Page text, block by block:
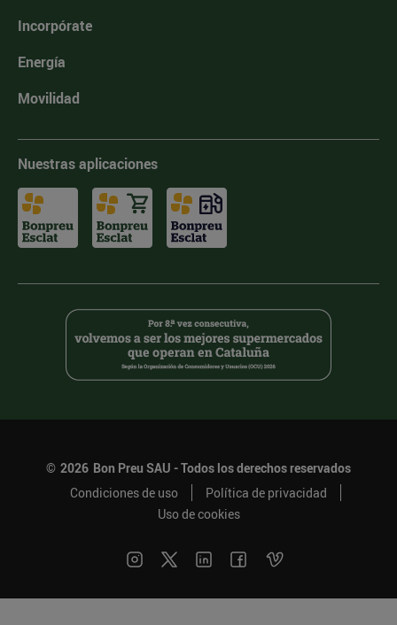
Incorpórate
Energía
Movilidad
Nuestras aplicaciones
© 2026 Bon Preu SAU - Todos los derechos reservados
Condiciones de uso
Política de privacidad
Uso de cookies